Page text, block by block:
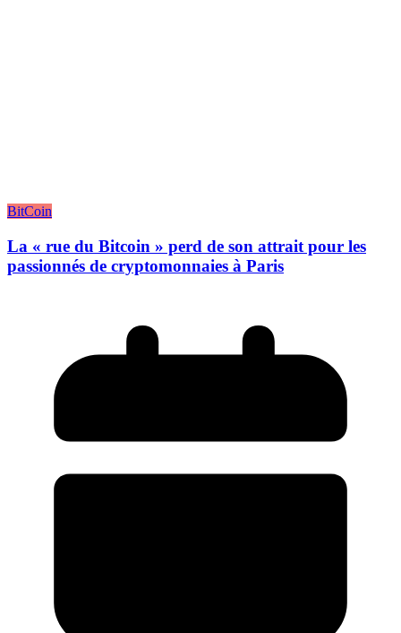
BitCoin
La « rue du Bitcoin » perd de son attrait pour les
passionnés de cryptomonnaies à Paris